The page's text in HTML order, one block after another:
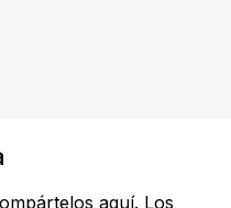
aquí. Los